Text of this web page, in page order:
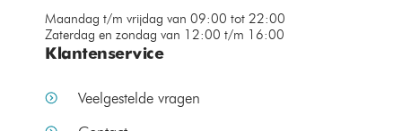
Maandag t/m vrijdag van 09:00 tot 22:00
Zaterdag en zondag van 12:00 t/m 16:00
Klantenservice
Veelgestelde vragen